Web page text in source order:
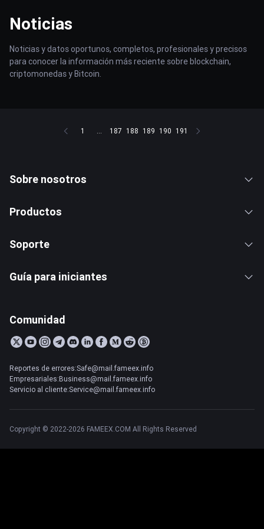
Noticias
Noticias y datos oportunos, completos, profesionales y precisos
para conocer la información más reciente sobre blockchain,
criptomonedas y Bitcoin.
1 ... 187 188 189 190 191
Sobre nosotros
Productos
Soporte
Guía para iniciantes
Comunidad
Reportes de errores:Safe@mail.fameex.info
Empresariales:Business@mail.fameex.info
Servicio al cliente:Service@mail.fameex.info
Copyright © 2022-2026 FAMEEX.COM All Rights Reserved